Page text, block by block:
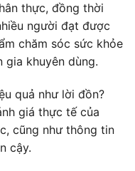
thực, đồng thời
người đạt được
chăm sóc sức khỏe
gia khuyên dùng.
quả như lời đồn?
giá thực tế của
cũng như thông tin
cậy.